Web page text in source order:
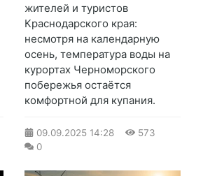
жителей и туристов
Краснодарского края:
несмотря на календарную
осень, температура воды на
курортах Черноморского
побережья остаётся
комфортной для купания.
09.09.2025 14:28
573
0